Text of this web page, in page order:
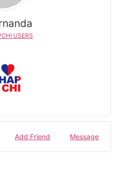
USERS
Message
Add Friend